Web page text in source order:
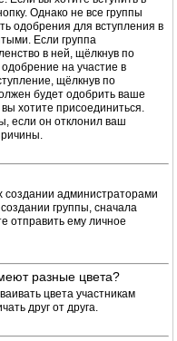
Однако не все группы
одобрения для вступления в
Если группа
в ней, щёлкнув по
на участие в
щёлкнув по
будет одобрить ваше
хотите присоединиться.
если он отклонил ваш
администраторами
группы, сначала
отправить ему личное
разные цвета?
цвета участникам
друг от друга.